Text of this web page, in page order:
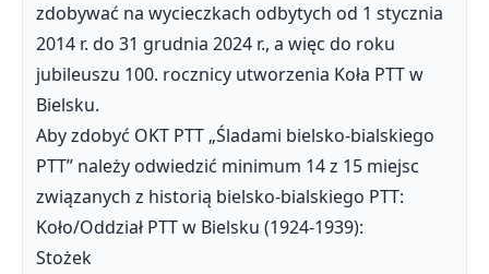
zdobywać na wycieczkach odbytych od 1 stycznia
2014 r. do 31 grudnia 2024 r., a więc do roku
jubileuszu 100. rocznicy utworzenia Koła PTT w
Bielsku.
Aby zdobyć OKT PTT „Śladami bielsko-bialskiego
PTT” należy odwiedzić minimum 14 z 15 miejsc
związanych z historią bielsko-bialskiego PTT:
Koło/Oddział PTT w Bielsku (1924-1939):
Stożek